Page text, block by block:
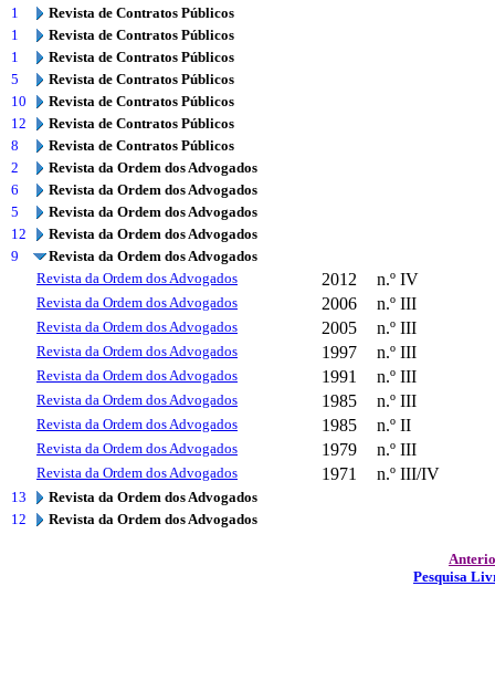
1
Revista de Contratos Públicos
1
Revista de Contratos Públicos
1
Revista de Contratos Públicos
5
Revista de Contratos Públicos
10
Revista de Contratos Públicos
12
Revista de Contratos Públicos
8
Revista de Contratos Públicos
2
Revista da Ordem dos Advogados
6
Revista da Ordem dos Advogados
5
Revista da Ordem dos Advogados
12
Revista da Ordem dos Advogados
9
Revista da Ordem dos Advogados
Revista da Ordem dos Advogados
2012 n.º IV
Revista da Ordem dos Advogados 2006 n.º III
Revista da Ordem dos Advogados 2005 n.º III
Revista da Ordem dos Advogados 1997 n.º III
Revista da Ordem dos Advogados 1991 n.º III
Revista da Ordem dos Advogados 1985 n.º III
Revista da Ordem dos Advogados 1985 n.º II
Revista da Ordem dos Advogados 1979 n.º III
Revista da Ordem dos Advogados 1971 n.º III/IV
13
Revista da Ordem dos Advogados
12
Revista da Ordem dos Advogados
Pesquisa